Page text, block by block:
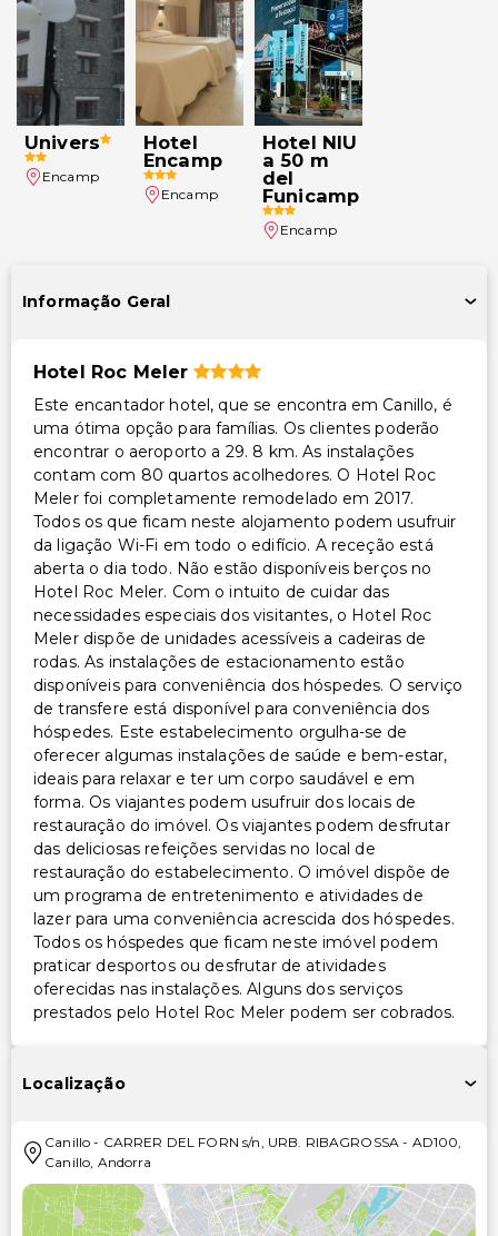
Serviço de lavanderia/lavagem a seco
Univers
Encamp
Hotel
Encamp
Encamp
Hotel NIU
a 50 m
del
Funicamp
Encamp
Informação Geral
Hotel Roc Meler
Este encantador hotel, que se encontra em Canillo, é
uma ótima opção para famílias. Os clientes poderão
encontrar o aeroporto a 29. 8 km. As instalações
contam com 80 quartos acolhedores. O Hotel Roc
Meler foi completamente remodelado em 2017.
Todos os que ficam neste alojamento podem usufruir
da ligação Wi-Fi em todo o edifício. A receção está
aberta o dia todo. Não estão disponíveis berços no
Hotel Roc Meler. Com o intuito de cuidar das
necessidades especiais dos visitantes, o Hotel Roc
Meler dispõe de unidades acessíveis a cadeiras de
rodas. As instalações de estacionamento estão
disponíveis para conveniência dos hóspedes. O serviço
de transfere está disponível para conveniência dos
hóspedes. Este estabelecimento orgulha-se de
oferecer algumas instalações de saúde e bem-estar,
ideais para relaxar e ter um corpo saudável e em
forma. Os viajantes podem usufruir dos locais de
restauração do imóvel. Os viajantes podem desfrutar
das deliciosas refeições servidas no local de
restauração do estabelecimento. O imóvel dispõe de
um programa de entretenimento e atividades de
lazer para uma conveniência acrescida dos hóspedes.
Todos os hóspedes que ficam neste imóvel podem
praticar desportos ou desfrutar de atividades
oferecidas nas instalações. Alguns dos serviços
prestados pelo Hotel Roc Meler podem ser cobrados.
Localização
Canillo - CARRER DEL FORN s/n, URB. RIBAGROSSA - AD100
Canillo Andorra